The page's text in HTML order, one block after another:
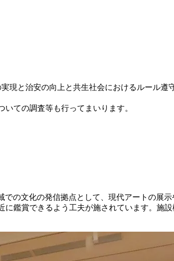
現と治安の向上と共生社会におけるルール遵
ての調査等も行ってまいります。
の文化の発信拠点として、現代アートの展
鑑賞できるよう工夫が施されています。施設